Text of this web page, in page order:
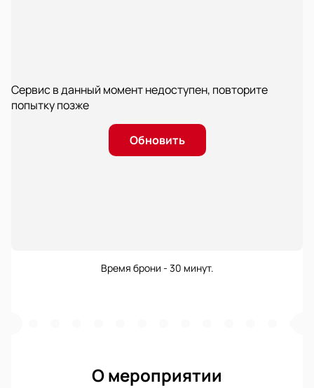
Сервис в данный момент недоступен, повторите
попытку позже
Обновить
Время брони - 30 минут.
О мероприятии